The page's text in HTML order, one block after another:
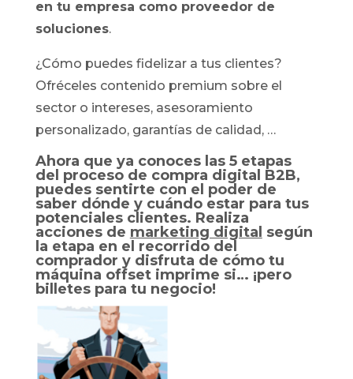
en tu empresa como proveedor de
soluciones.
¿Cómo puedes fidelizar a tus clientes?
Ofréceles contenido premium sobre el
sector o intereses, asesoramiento
personalizado, garantías de calidad, …
Ahora que ya conoces las 5 etapas
del proceso de compra digital B2B,
puedes sentirte con el poder de
saber dónde y cuándo estar para tus
potenciales clientes. Realiza
acciones de marketing digital según
la etapa en el recorrido del
comprador y disfruta de cómo tu
máquina offset imprime si… ¡pero
billetes para tu negocio!